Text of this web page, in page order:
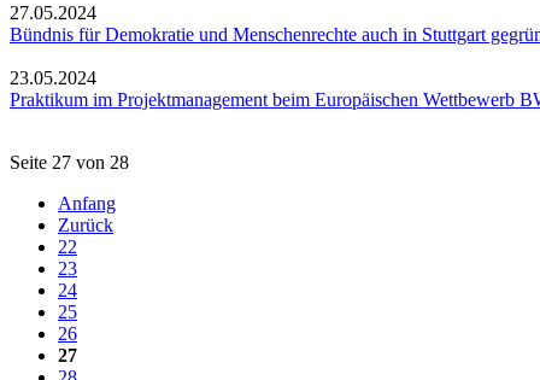
27.05.2024
Bündnis für Demokratie und Menschenrechte auch in Stuttgart
23.05.2024
Praktikum im Projektmanagement beim Europäischen Wettbewerb
Seite 27 von 28
Anfang
Zurück
22
23
24
25
26
27